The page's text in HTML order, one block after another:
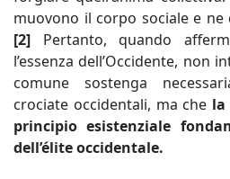
muovono il corpo sociale e
[2] Pertanto, quando
l’essenza dell’Occidente, non
comune sostenga
crociate occidentali, ma che la
principio esistenziale
dell’élite occidentale.